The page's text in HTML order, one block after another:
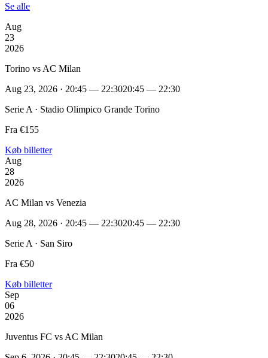
Se alle
Aug
23
2026
Torino vs AC Milan
Aug 23, 2026 · 20:45 — 22:3020:45 — 22:30
Serie A · Stadio Olimpico Grande Torino
Fra €155
Køb billetter
Aug
28
2026
AC Milan vs Venezia
Aug 28, 2026 · 20:45 — 22:3020:45 — 22:30
Serie A · San Siro
Fra €50
Køb billetter
Sep
06
2026
Juventus FC vs AC Milan